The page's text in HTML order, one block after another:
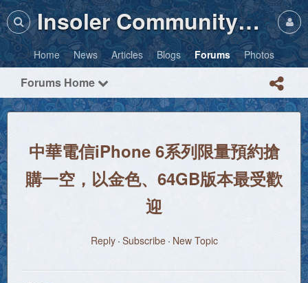
Insoler Community・Photos
Home News Articles Blogs Forums Photos
Forums Home
中華電信iPhone 6系列限量預約搶
購一空，以金色、64GB版本最受歡
迎
Reply Subscribe New Topic